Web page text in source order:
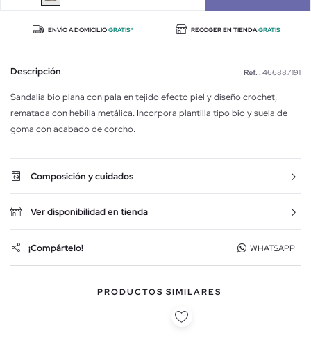
ENVÍO A DOMICILIOGRATIS* RECOGER EN TIENDAGRATIS
Descripción Ref. : 466887191
Sandalia bio plana con pala en tejido efecto piel y diseño crochet,
rematada con hebilla metálica. Incorpora plantilla tipo bio y suela de
goma con acabado de corcho.
Composición y cuidados
Ver disponibilidad en tienda
¡Compártelo! WHATSAPP
PRODUCTOS SIMILARES